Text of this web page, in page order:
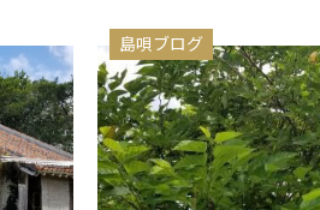
島唄ブログ